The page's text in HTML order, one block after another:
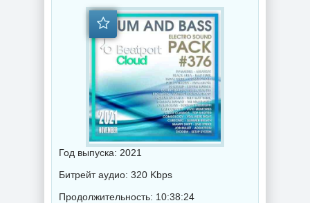
Год выпуска: 2021
Битрейт аудио: 320 Kbps
Продолжительность: 10:38:24